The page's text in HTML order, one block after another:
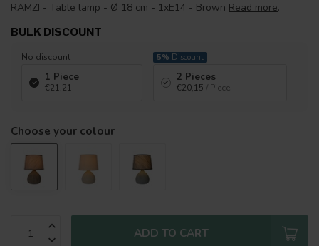
RAMZI - Table lamp - Ø 18 cm - 1xE14 - Brown Read more.
BULK DISCOUNT
No discount
1 Piece
€21,21
5% Discount
2 Pieces
€20,15 / Piece
Choose your colour
ADD TO CART